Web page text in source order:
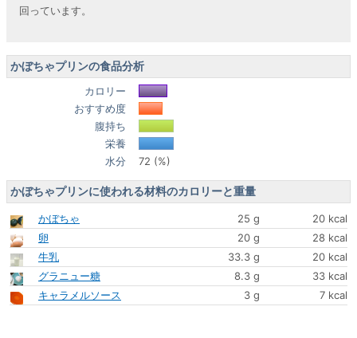
回っています。
かぼちゃプリンの食品分析
カロリー
おすすめ度
腹持ち
栄養
水分
72 (%)
かぼちゃプリンに使われる材料のカロリーと重量
かぼちゃ 25 g
20 kcal
卵
20 g
28 kcal
牛乳
33.3 g
20 kcal
グラニュー糖
8.3 g
33 kcal
キャラメルソース
3 g 7 kcal